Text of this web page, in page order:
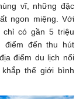
vĩ, những đặc
ngon miệng. Với
chỉ có gần 5 triệu
điểm đến thu hút
điểm du lịch nổi
thế giới bình